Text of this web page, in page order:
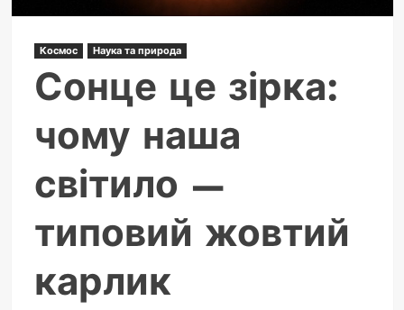
Космос Наука та природа
Сонце це зірка:
чому наша
світило —
типовий жовтий
карлик